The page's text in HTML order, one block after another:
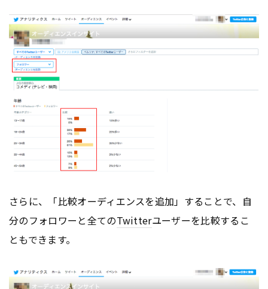
さらに、「比較オーディエンスを追加」することで、自
分のフォロワーと全てのTwitterユーザーを比較するこ
ともできます。